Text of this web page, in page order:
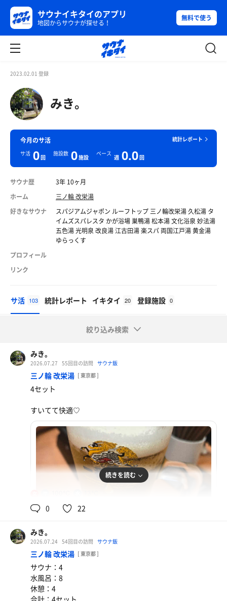
サウナイキタイのアプリ
地図からサウナが探せる！
無料で使う
2023.02.01 登録
みき。
統計レポート
今月のサ活
サ活 0回
施設数 0施設
ペース
週 0.0回
サウナ歴
3年 10ヶ月
ホーム
三ノ輪 改栄湯
好きなサウナ
スパジアムジャポン ルーフトップ 三ノ輪改栄湯 久松湯 タ
イムズスパレスタ かが浴場 巣鴨湯 松本湯 文化浴泉 妙法湯
五色湯 光明泉 改良湯 江古田湯 楽スパ 両国江戸湯 黄金湯
ゆらっくす
プロフィール
リンク
サ活 103 統計レポート イキタイ 20 登録施設 0
絞り込み検索
みき。
2026.07.27 55回目の訪問 サウナ飯
三ノ輪 改栄湯 [ 東京都 ]
4セット
すいてて快適♡
生ビール
施設内でジュース飲んで糖分補給🍹 日高屋で🍻
続きを読む
0 22
みき。
2026.07.24 54回目の訪問 サウナ飯
三ノ輪 改栄湯 [ 東京都 ]
サウナ：4
水風呂：8
休憩：4
合計：4セット